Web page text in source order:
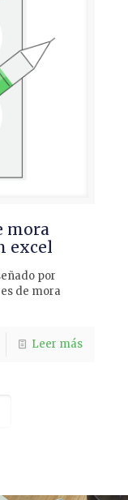
mora
excel
por
de mora
Leer más